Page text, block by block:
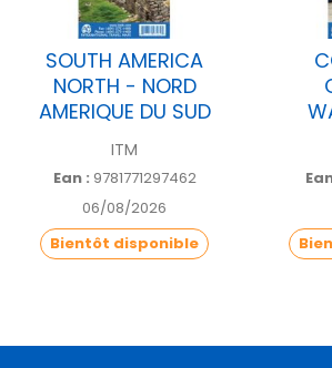
SOUTH AMERICA
NORTH - NORD
AMERIQUE DU SUD
ITM
Ean : 9781771297462
06/08/2026
Bientôt disponible